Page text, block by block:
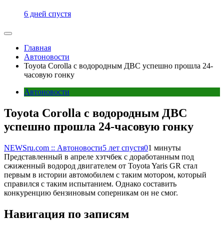
6 дней спустя
Главная
Автоновости
Toyota Corolla с водородным ДВС успешно прошла 24-
часовую гонку
Автоновости
Toyota Corolla с водородным ДВС
успешно прошла 24-часовую гонку
NEWSru.com :: Автоновости5 лет спустя01 минуты
Представленный в апреле хэтчбек с доработанным под
сжиженный водород двигателем от Toyota Yaris GR стал
первым в истории автомобилем с таким мотором, который
справился с таким испытанием. Однако составить
конкуренцию бензиновым соперникам он не смог.
Навигация по записям